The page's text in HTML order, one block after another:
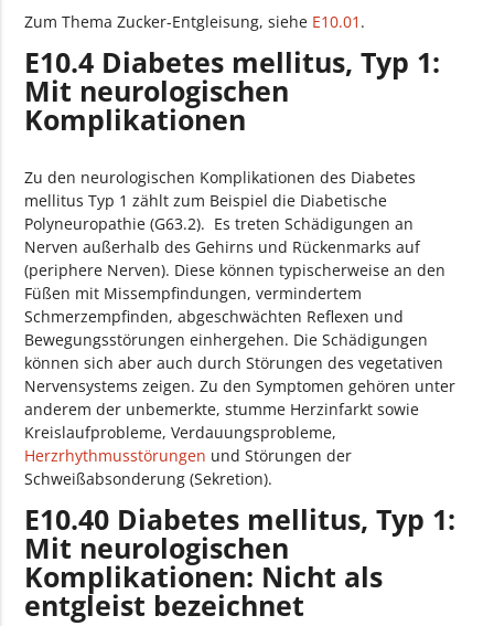
Zum Thema Zucker-Entgleisung, siehe E10.01 .
E10.4 Diabetes mellitus, Typ 1:
Mit neurologischen
Komplikationen
Zu den neurologischen Komplikationen des Diabetes
mellitus Typ 1 zählt zum Beispiel die Diabetische
Polyneuropathie (G63.2). Es treten Schädigungen an
Nerven außerhalb des Gehirns und Rückenmarks auf
(periphere Nerven). Diese können typischerweise an den
Füßen mit Missempfindungen, vermindertem
Schmerzempfinden, abgeschwächten Reflexen und
Bewegungsstörungen einhergehen. Die Schädigungen
können sich aber auch durch Störungen des vegetativen
Nervensystems zeigen. Zu den Symptomen gehören unter
anderem der unbemerkte, stumme Herzinfarkt sowie
Kreislaufprobleme, Verdauungsprobleme,
Herzrhythmusstörungen und Störungen der
Schweißabsonderung (Sekretion).
E10.40 Diabetes mellitus, Typ 1:
Mit neurologischen
Komplikationen: Nicht als
entgleist bezeichnet